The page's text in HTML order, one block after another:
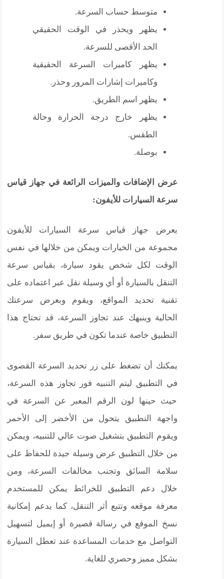
متوسط حساب السرعة.
يظهر ويحذر في الوقت الحقيقي
الحد الأقصى للسرعة.
يظهر كاميرات السرعة الحقيقية
وكاميرات إشارات المرور وحذر.
يظهر اسم الطريق.
يظهر خارج درجة الحرارة وحالة
الطقس.
بوصلة.
عرض الإضافات والميزات الرائعة في جهاز قياس
سرعة السيارات للأيفون:
يعرض جهاز قياس سرعة السيارات للأيفون
مجموعة من الخيارات ويمكن من خلالها في نفس
الوقت لكل شخص يقود سيارة، بقياس سرعة
التنقل بالسيارة أو أي وسيلة نقل عبر اعتماده على
تقنية تحديد المواقع، ويقوم وبعرض سرعتك
الحالية وينبهك عند تجاوز السرعة، قد تحتاج هذا
التطبيق خاصة عندما تكون في طريق سفر.
يمكنك أن تضغط على زر تحديد السرعة القصوى
في التطبيق ليتم التنبيه فور تجاوز هذه السرعة،
حيث حينها لون الرقم المعبر عن السرعة في
واجهة التطبيق يتحول من الأخضر إلى الأحمر
ويقوم التطبيق بتشغيل صوت عالي للتنبيه، ويمكن
من خلال التطبيق عرض وسيلة جيدة للحفاظ على
سلامة السائق وتجنب مخالفات السرعة، ومن
خلال دعم التطبيق للخرائط يمكن للمستخدم
معرفة موقعه وتتبع أثر التنقل، كما يدعم إمكانية
نسخ الموقع في رسالة قصيرة أو إيميل لتسهيل
التواصل مع خدمات المساعدة عند تعطل السيارة
بشكل مميز وحصري للغاية.